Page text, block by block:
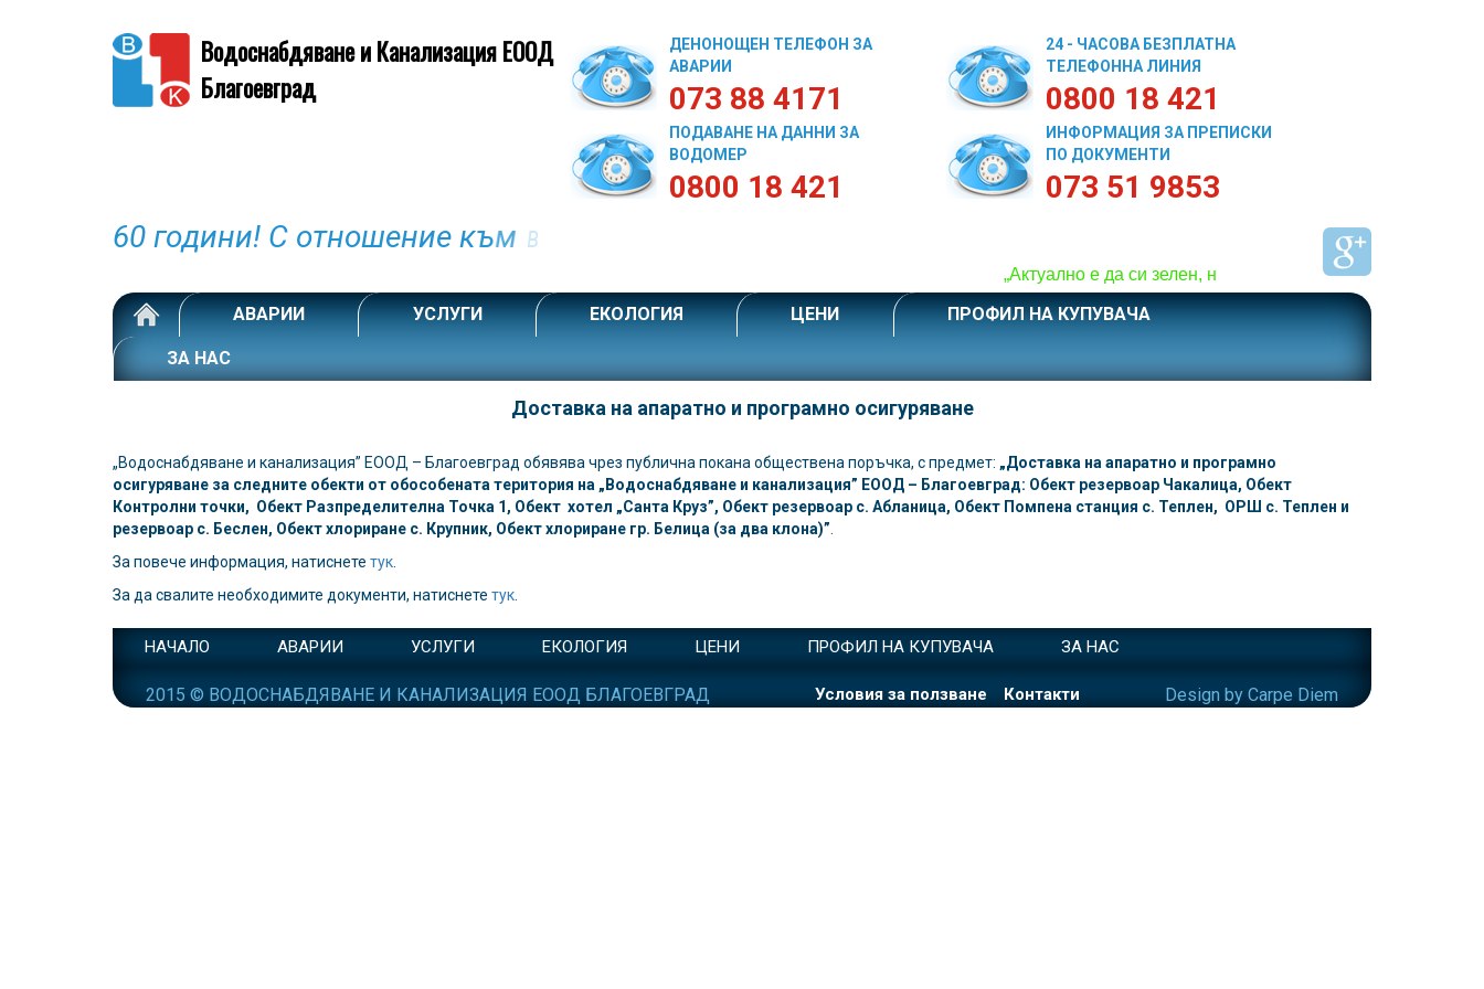
Водоснабдяване и Канализация ЕООД
Благоевград
ДЕНОНОЩЕН ТЕЛЕФОН ЗА
АВАРИИ
073 88 4171
24 - ЧАСОВА БЕЗПЛАТНА
ТЕЛЕФОННА ЛИНИЯ
0800 18 421
ПОДАВАНЕ НА ДАННИ ЗА
ВОДОМЕР
0800 18 421
ИНФОРМАЦИЯ ЗА ПРЕПИСКИ
ПО ДОКУМЕНТИ
073 51 9853
„Актуално е да си зелен, не само за ден! Спаси дърво!
АВАРИИ УСЛУГИ ЕКОЛОГИЯ ЦЕНИ ПРОФИЛ НА КУПУВАЧА
ЗА НАС
Доставка на апаратно и програмно осигуряване
„Водоснабдяване и канализация” ЕООД – Благоевград обявява чрез публична покана обществена поръчка, с предмет: „Доставка на апаратно и програмно
осигуряване за следните обекти от обособената територия на „Водоснабдяване и канализация” ЕООД – Благоевград: Обект резервоар Чакалица, Обект
Контролни точки, Обект Разпределителна Точка 1, Обект хотел „Санта Круз”, Обект резервоар с. Абланица, Обект Помпена станция с. Теплен, ОРШ с. Теплен и
резервоар с. Беслен, Обект хлориране с. Крупник, Обект хлориране гр. Белица (за два клона)”
За повече информация, натиснете тук
За да свалите необходимите документи, натиснете тук
НАЧАЛО АВАРИИ УСЛУГИ ЕКОЛОГИЯ ЦЕНИ ПРОФИЛ НА КУПУВАЧА ЗА НАС
2015 © ВОДОСНАБДЯВАНЕ И КАНАЛИЗАЦИЯ ЕООД БЛАГОЕВГРАД Условия за ползване Контакти Design by Carpe Diem